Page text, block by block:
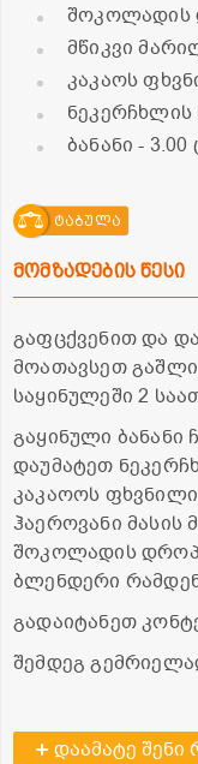
შოკოლადის
მწიკვი
კაკაოს
ბანანი-
ტაბულა
მომზადების წესი
გაფცქვენით და
მოათავსეთ
საყინულეში 2
გაყინული ბანანი
დაუმატეთ
კაკაოოს
ჰაეროვანი
შოკოლადის
ბლენდერი
გადაიტანეთ
შემდეგ
დაამატე შენი